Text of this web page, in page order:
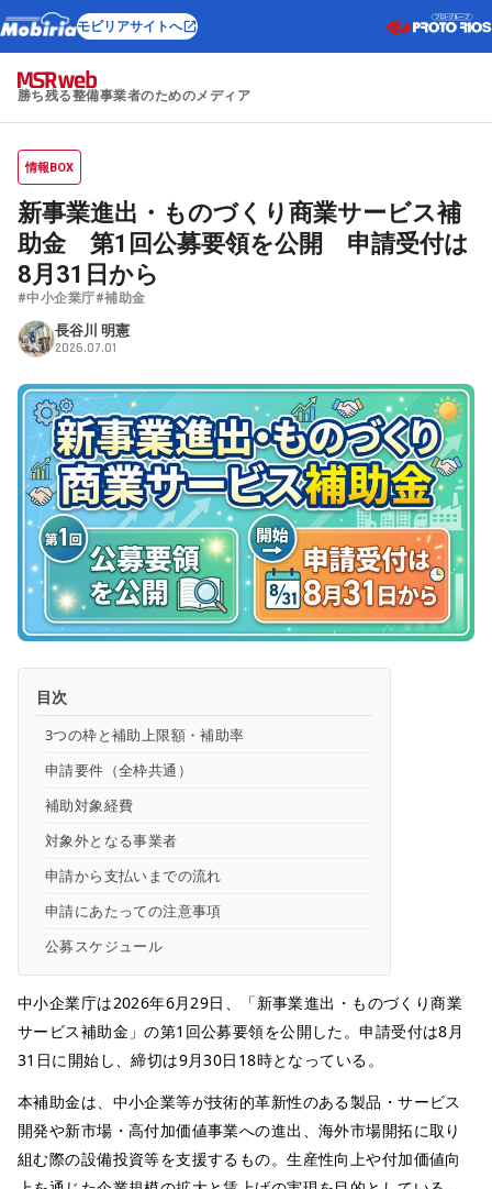
モビリアサイトへ
勝ち残る整備事業者のためのメディア
情報BOX
新事業進出・ものづくり商業サービス補
助金 第1回公募要領を公開 申請受付は
8月31日から
#中小企業庁#補助金
長谷川 明憲
2026.07.01
目次
3つの枠と補助上限額・補助率
申請要件（全枠共通）
補助対象経費
対象外となる事業者
申請から支払いまでの流れ
申請にあたっての注意事項
公募スケジュール
中小企業庁は2026年6月29日、「新事業進出・ものづくり商業
サービス補助金」の第1回公募要領を公開した。申請受付は8月
31日に開始し、締切は9月30日18時となっている。
本補助金は、中小企業等が技術的革新性のある製品・サービス
開発や新市場・高付加価値事業への進出、海外市場開拓に取り
組む際の設備投資等を支援するもの。生産性向上や付加価値向